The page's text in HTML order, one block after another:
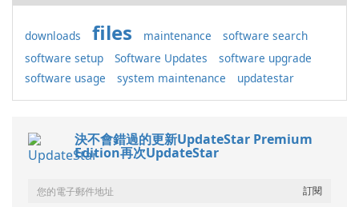
downloads files maintenance
software search
software setup
Software Updates
software upgrade
software usage
system maintenance updatestar
決不會錯過的更新UpdateStar Premium
Edition再次UpdateStar